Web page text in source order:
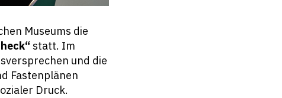
Museums die
statt. Im
und die
Fastenplänen
Druck.